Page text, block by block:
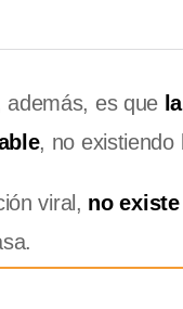
además, es que
, no existiendo
viral, no